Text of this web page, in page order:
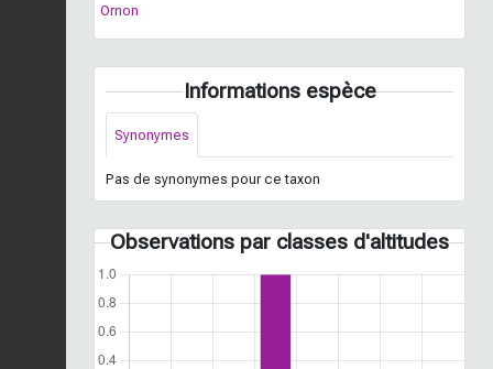
Ornon
Informations espèce
Synonymes
Pas de synonymes pour ce taxon
Observations par classes d'altitudes